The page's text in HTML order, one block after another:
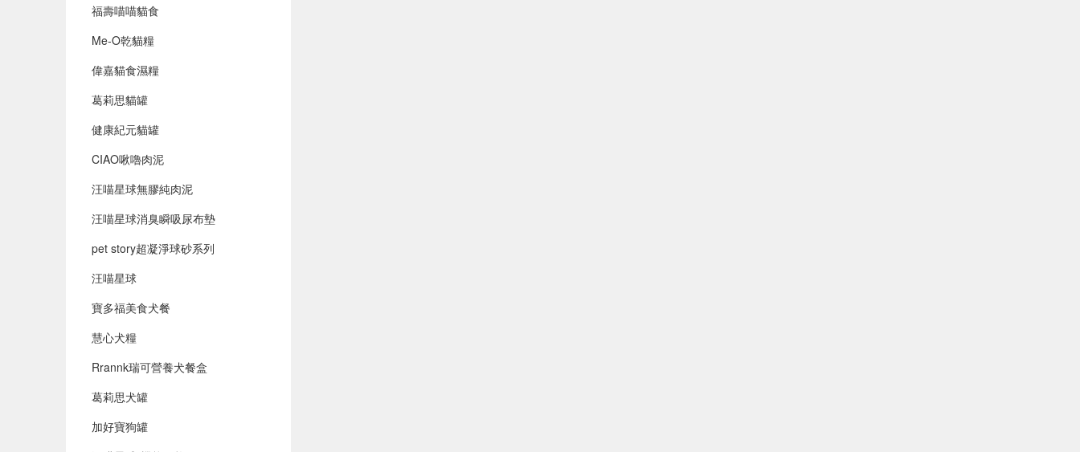
福壽喵喵貓食
Me-O乾貓糧
偉嘉貓食濕糧
葛莉思貓罐
健康紀元貓罐
CIAO啾嚕肉泥
汪喵星球無膠純肉泥
汪喵星球消臭瞬吸尿布墊
pet story超凝淨球砂系列
汪喵星球
寶多福美食犬餐
慧心犬糧
Rrannk瑞可營養犬餐盒
葛莉思犬罐
加好寶狗罐